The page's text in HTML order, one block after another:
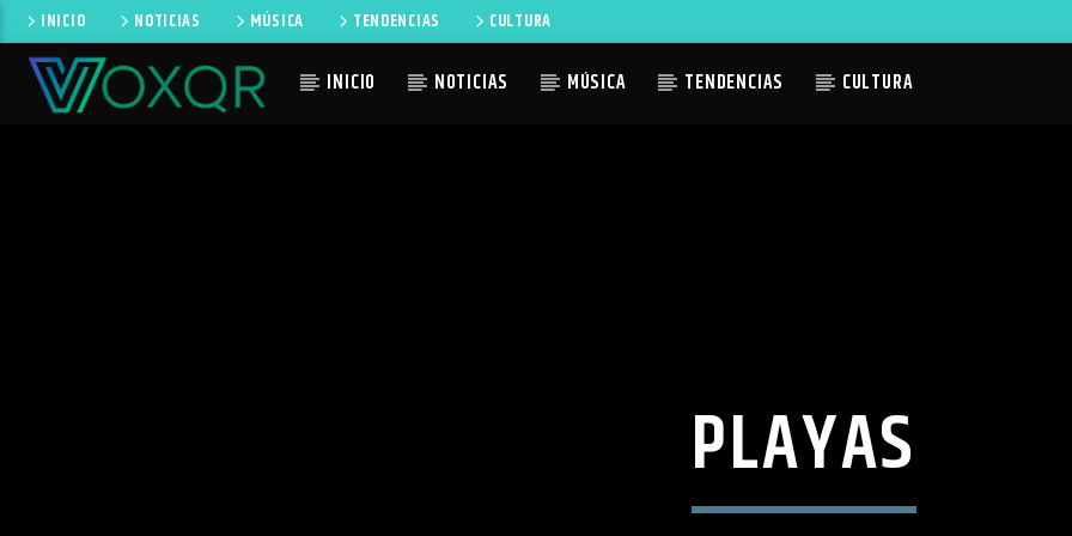
INICIO NOTICIAS MÚSICA TENDENCIAS CULTURA
INICIO NOTICIAS MÚSICA TENDENCIAS CULTURA
PLAYAS